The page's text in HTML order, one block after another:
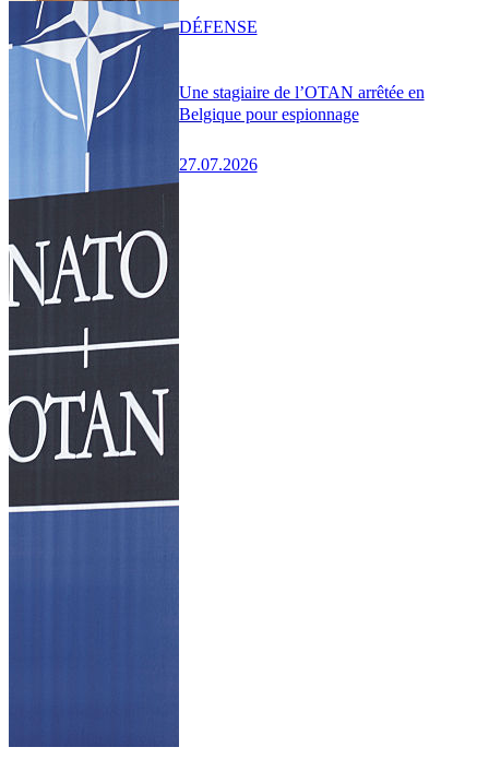
Une stagiaire de l’OTAN arrêtée en
Belgique pour espionnage
27.07.2026
DÉFENSE